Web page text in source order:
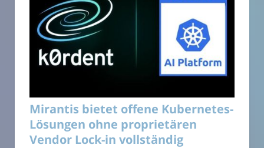
Mirantis bietet offene Kubernetes-
Lösungen ohne proprietären
Vendor Lock-in vollständig